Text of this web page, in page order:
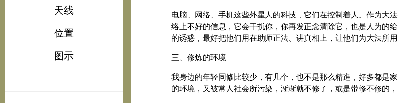
天线
位置
图示
电脑、网络、手机这些外星人的科技，它们在控制着人。作为大
络上不好的信息，它会干扰你，你再发正念清除它，也是人为的
的诱惑，最好把他们用在助师正法、讲真相上，让他们为大法所用
三、修炼的环境
我身边的年轻同修比较少，有几个，也不是那么精進，好多都是
的环境，又被常人社会所污染，渐渐就不修了，或是带修不修的，